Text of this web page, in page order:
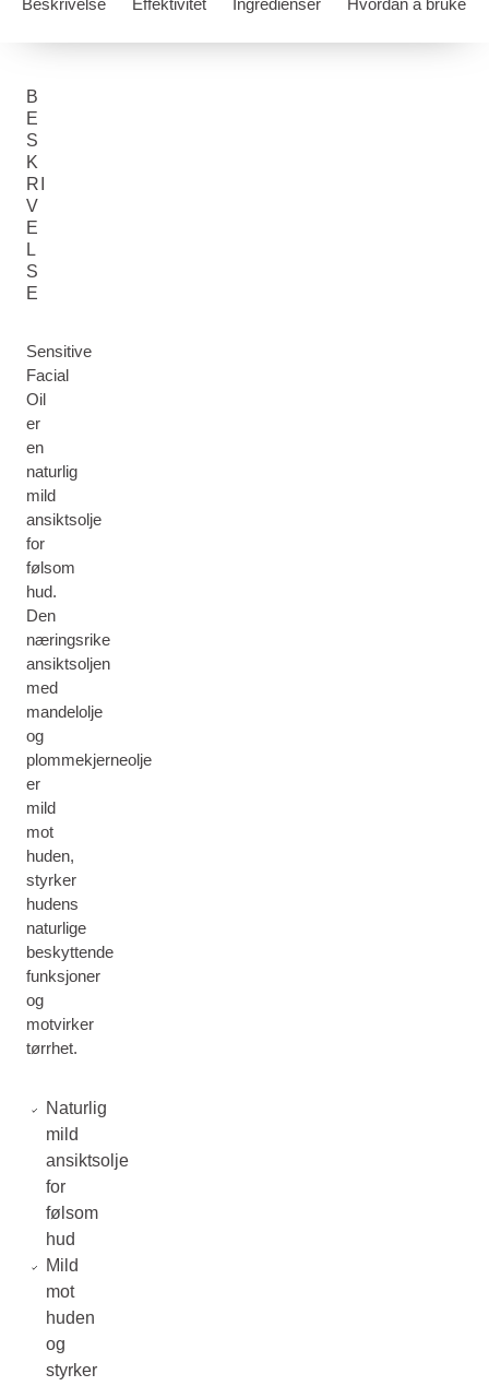
Beskrivelse Effektivitet Ingredienser Hvordan å bruke
B
E
S
K
RI
V
E
L
S
E
Sensitive
Facial
Oil
er
en
naturlig
mild
ansiktsolje
for
følsom
hud.
Den
næringsrike
ansiktsoljen
med
mandelolje
og
plommekjerneolje
er
mild
mot
huden,
styrker
hudens
naturlige
beskyttende
funksjoner
og
motvirker
tørrhet.
Naturlig
mild
ansiktsolje
for
følsom
hud
Mild
mot
huden
og
styrker